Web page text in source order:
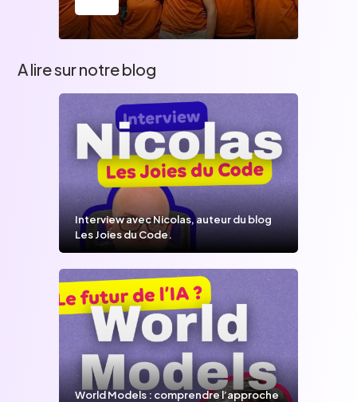
A lire sur notre blog
Interview avec Nicolas, auteur du blog
Les Joies du Code.
World Models : comprendre l’approche